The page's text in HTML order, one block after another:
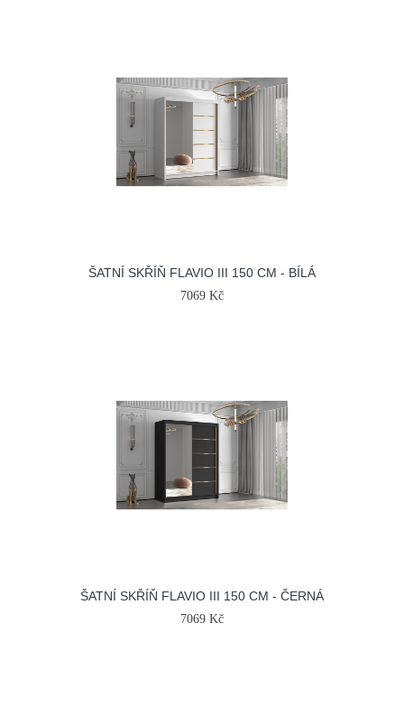
ŠATNÍ SKŘÍŇ FLAVIO III 150 CM - BÍLÁ
7069 Kč
ŠATNÍ SKŘÍŇ FLAVIO III 150 CM - ČERNÁ
7069 Kč